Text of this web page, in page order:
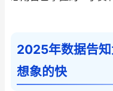
2025年数据告
想象的快